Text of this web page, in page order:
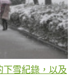
下雪紀錄，以及